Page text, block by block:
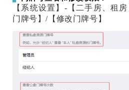
【系统设置】-【二手房、租
门牌号】/【修改门牌号】